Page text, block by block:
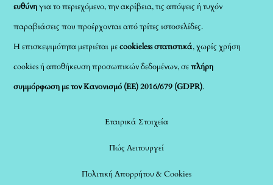
ευθύνηγια το περιεχόμενο, την ακρίβεια, τις απόψεις ή τυχόν
παραβιάσεις που προέρχονται από τρίτες ιστοσελίδες.
Η επισκεψιμότητα μετριέται μεcookieless στατιστικά, χωρίς χρήση
cookies ή αποθήκευση προσωπικών δεδομένων, σεπλήρη
συμμόρφωση με τον Κανονισμό (ΕΕ) 2016/679 (GDPR).
Εταιρικά Στοιχεία
Πώς Λειτουργεί
Πολιτική Απορρήτου & Cookies